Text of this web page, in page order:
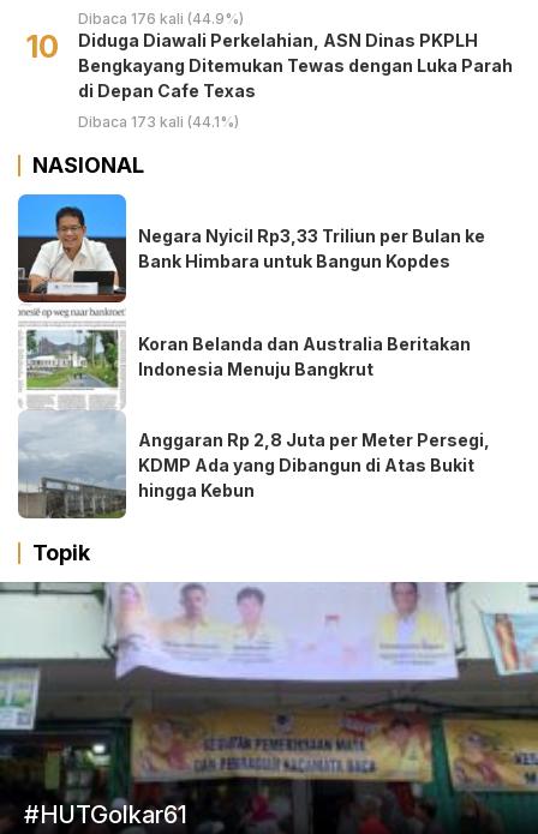
Dibaca 176 kali (44.9%)
10
Diduga Diawali Perkelahian, ASN Dinas PKPLH
Bengkayang Ditemukan Tewas dengan Luka Parah
di Depan Cafe Texas
Dibaca 173 kali (44.1%)
NASIONAL
Negara Nyicil Rp3,33 Triliun per Bulan ke
Bank Himbara untuk Bangun Kopdes
Koran Belanda dan Australia Beritakan
Indonesia Menuju Bangkrut
Anggaran Rp 2,8 Juta per Meter Persegi,
KDMP Ada yang Dibangun di Atas Bukit
hingga Kebun
Topik
#HUTGolkar61